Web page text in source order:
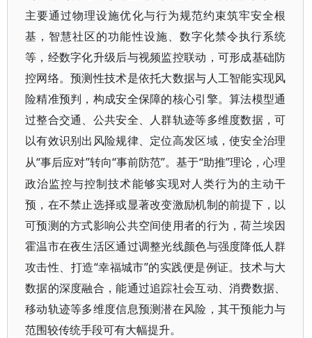
主要通过物理设施优化与行为规范约束筑牢安全根
基，智慧社区的功能性设施、数字化禁令执行系统
等，经数字化升级后与视频监控联动，可形成基础防
控网络。预测性技术是依托大数据与人工智能实现风
险精准预判，构成安全保障的核心引擎。算法模型通
过整合交通、公共安全、人群轨迹等多维度数据，可
以有效识别出风险规律、定位高发区域，使安全治理
从“事后应对”转向“事前防范”。基于“助推”理论，心理
政治监控与控制技术能够实现对人类行为的主动干
预，在不禁止选择或显著改变激励机制的前提下，以
可预测的方式影响公共空间使用者的行为，荷兰埃因
霍温市在夜生活区通过调整光线颜色与强度降低人群
攻击性、打造“幸福城市”的实践便是例证。技术与大
数据的深度融合，能通过追踪社会互动、消费数据、
移动轨迹等多维度信息预测潜在风险，其干预能力与
范围较传统手段可有大幅提升。